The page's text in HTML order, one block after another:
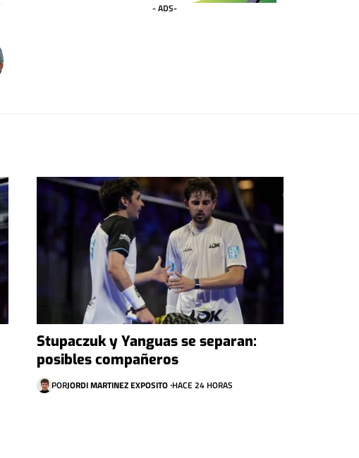
- ADS-
Stupaczuk y Yanguas se separan:
posibles compañeros
PORJORDI MARTINEZ EXPOSITO HACE 24 HORAS